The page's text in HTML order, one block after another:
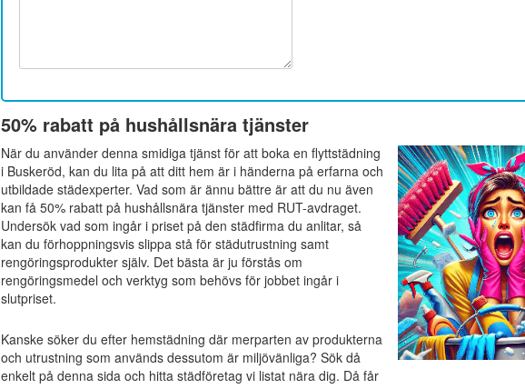
50% rabatt på hushållsnära tjänster
När du använder denna smidiga tjänst för att boka en flyttstädning
i Buskeröd, kan du lita på att ditt hem är i händerna på erfarna och
utbildade städexperter. Vad som är ännu bättre är att du nu även
kan få 50% rabatt på hushållsnära tjänster med RUT-avdraget.
Undersök vad som ingår i priset på den städfirma du anlitar, så
kan du förhoppningsvis slippa stå för städutrustning samt
rengöringsprodukter själv. Det bästa är ju förstås om
rengöringsmedel och verktyg som behövs för jobbet ingår i
slutpriset.
Kanske söker du efter hemstädning där merparten av produkterna
och utrustning som används dessutom är miljövänliga? Sök då
enkelt på denna sida och hitta städföretag vi listat nära dig. Då får